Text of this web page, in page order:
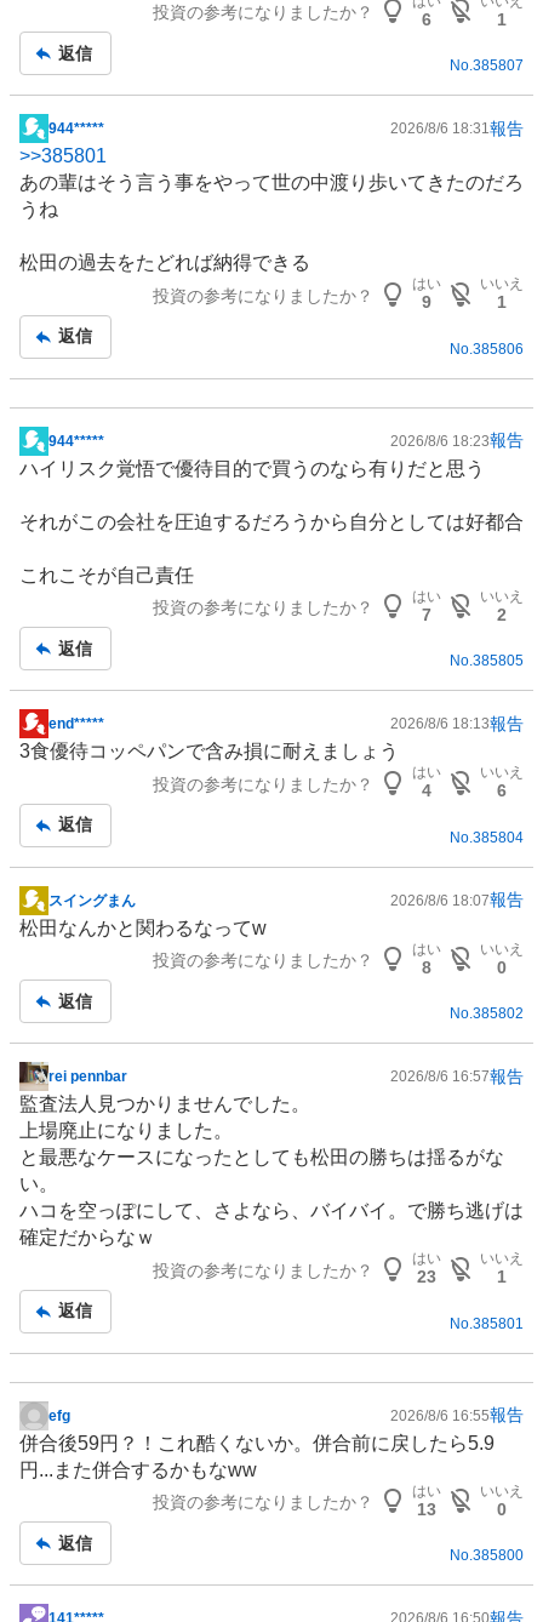
投資の参考になりましたか？ 6
1
返信
No.385807
掲
示
板
記
944***** 2026/8/6 18:31報告
>>385801
あの輩はそう言う事をやって世の中渡り歩いてきたのだろ
うね
松田の過去をたどれば納得できる
投資の参考になりましたか？
はい
9
いいえ
1
返信
No. 385806
掲
示
記
944***** 2026/8/6 18:23報告
ハイリスク覚悟で優待目的で買うのなら有りだと思う
それがこの会社を圧迫するだろうから自分としては好都合
これこそが自己責任
投資の参考になりましたか？
はい
7
いいえ
2
返信
No.385805
掲
示
事
end***** 2026/8/6 18:13報告
3食優待コッペパンで含み損に耐えましょう
投資の参考になりましたか？
はい
4
いいえ
6
返信
No. 385804
掲
示
事
スイングまん 2026/8/6 18:07報告
松田なんかと関わるなってw
投資の参考になりましたか？
はい
8
いいえ
0
返信
No.385802
掲
示
板
記
事
rei pennbar 2026/8/6 16:57報告
監査法人見つかりませんでした。
上場廃止になりました。
と最悪なケースになったとしても松田の勝ちは揺るがな
い。
ハコを空っぽにして、さよなら、バイバイ。で勝ち逃げは
確定だからなｗ
投資の参考になりましたか？
はい
23
いいえ
1
返信
No. 385801
掲
示
板
efg 2026/8/6 16:55報告
併合後59円？！これ酷くないか。併合前に戻したら5.9
円...また併合するかもなww
投資の参考になりましたか？
はい
13
いいえ
0
返信
No.385800
報告